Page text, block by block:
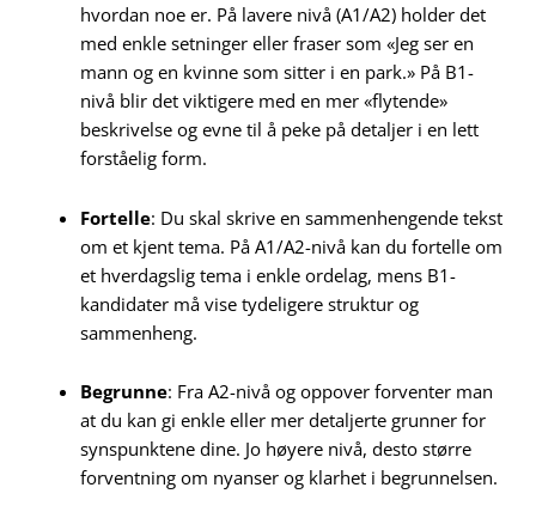
hvordan noe er. På lavere nivå (A1/A2) holder det
med enkle setninger eller fraser som «Jeg ser en
mann og en kvinne som sitter i en park.» På B1-
nivå blir det viktigere med en mer «flytende»
beskrivelse og evne til å peke på detaljer i en lett
forståelig form.
Fortelle: Du skal skrive en sammenhengende tekst
om et kjent tema. På A1/A2-nivå kan du fortelle om
et hverdagslig tema i enkle ordelag, mens B1-
kandidater må vise tydeligere struktur og
sammenheng.
Begrunne: Fra A2-nivå og oppover forventer man
at du kan gi enkle eller mer detaljerte grunner for
synspunktene dine. Jo høyere nivå, desto større
forventning om nyanser og klarhet i begrunnelsen.